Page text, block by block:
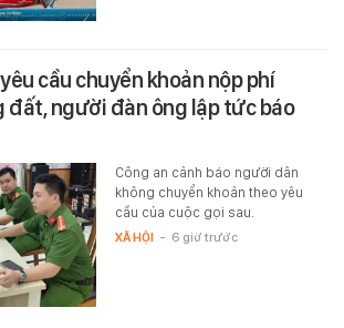
cầu chuyển khoản nộp phí
đất, người đàn ông lập tức báo
Công an cảnh báo người dân
không chuyển khoản theo yêu
cầu của cuộc gọi sau.
XÃ HỘI - 6 giờ trước